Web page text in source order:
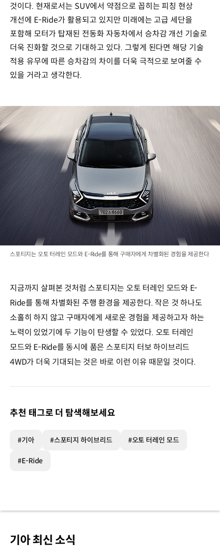
것이다. 현재로서는 SUV에서 약점으로 꼽히는 피칭 현상
개선에 E-Ride가 활용되고 있지만 미래에는 고급 세단을
포함해 모터가 탑재된 전동화 자동차에서 승차감 개선 기술로
더욱 진화할 것으로 기대하고 있다. 그렇게 된다면 해당 기술
적용 유무에 따른 승차감의 차이를 더욱 극적으로 보여줄 수
있을 거라고 생각한다.
스포티지는 오토 터레인 모드와 E-Ride를 통해 구매자에게 차별화된 경험을 제공한다
지금까지 살펴본 것처럼 스포티지는 오토 터레인 모드와 E-
Ride를 통해 차별화된 주행 환경을 제공한다. 작은 것 하나도
소홀히 하지 않고 구매자에게 새로운 경험을 제공하고자 하는
노력이 있었기에 두 기능이 탄생할 수 있었다. 오토 터레인
모드와 E-Ride를 동시에 품은 스포티지 터보 하이브리드
4WD가 더욱 기대되는 것은 바로 이런 이유 때문일 것이다.
추천 태그로 더 탐색해보세요
#기아 #스포티지 하이브리드 #오토 터레인 모드
#E-Ride
기아 최신 소식